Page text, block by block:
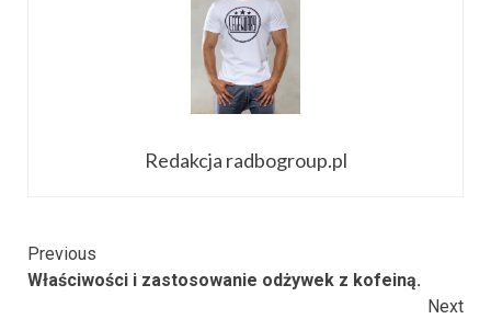
Redakcja radbogroup.pl
Continue
Reading
Previous
Właściwości i zastosowanie odżywek z kofeiną.
Next